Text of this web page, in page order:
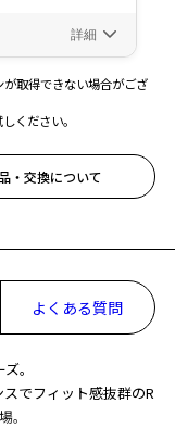
取得できない場合がござ
ください。
・交換について
よくある質問
。
でフィット感抜群のR
。